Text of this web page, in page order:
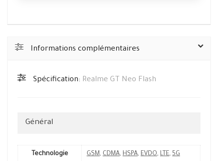
Informations complémentaires
Spécification: Realme GT Neo Flash
Général
Technologie GSM, CDMA, HSPA, EVDO, LTE, 5G